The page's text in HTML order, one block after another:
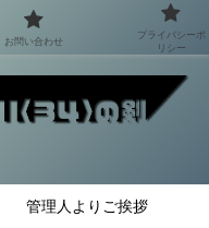
管理人よりご挨拶
お問い合わせ
プライバシーポ
リシー